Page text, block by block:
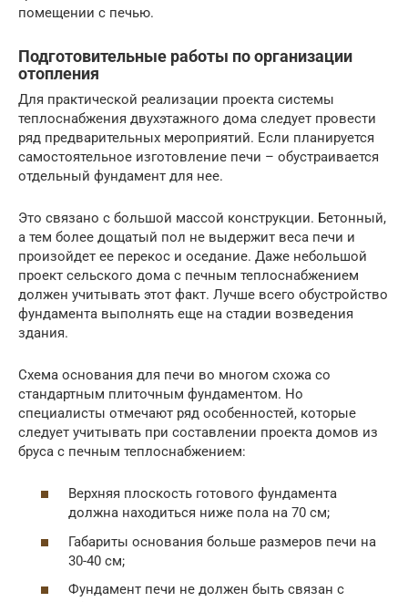
помещении с печью.
Подготовительные работы по организации
отопления
Для практической реализации проекта системы
теплоснабжения двухэтажного дома следует провести
ряд предварительных мероприятий. Если планируется
самостоятельное изготовление печи – обустраивается
отдельный фундамент для нее.
Это связано с большой массой конструкции. Бетонный,
а тем более дощатый пол не выдержит веса печи и
произойдет ее перекос и оседание. Даже небольшой
проект сельского дома с печным теплоснабжением
должен учитывать этот факт. Лучше всего обустройство
фундамента выполнять еще на стадии возведения
здания.
Схема основания для печи во многом схожа со
стандартным плиточным фундаментом. Но
специалисты отмечают ряд особенностей, которые
следует учитывать при составлении проекта домов из
бруса с печным теплоснабжением:
Верхняя плоскость готового фундамента
должна находиться ниже пола на 70 см;
Габариты основания больше размеров печи на
30-40 см;
Фундамент печи не должен быть связан с